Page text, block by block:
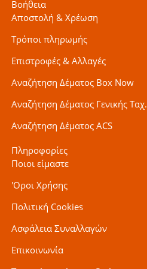
Βοήθεια
Αποστολή & Χρέωση
Τρόποι πληρωμής
Επιστροφές & Αλλαγές
Αναζήτηση Δέματος Box Now
Αναζήτηση Δέματος Γενικής Ταχ.
Αναζήτηση Δέματος ACS
Πληροφορίες
Ποιοι είμαστε
'Οροι Χρήσης
Πολιτική Cookies
Ασφάλεια Συναλλαγών
Επικοινωνία